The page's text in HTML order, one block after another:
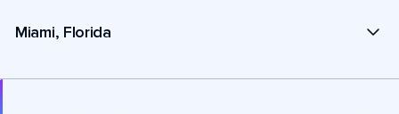
Miami, Florida